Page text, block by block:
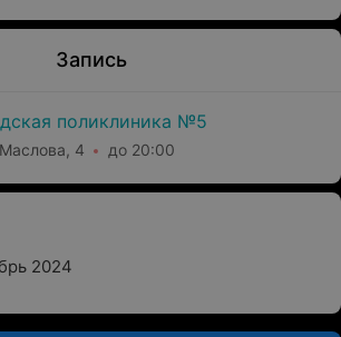
Запись
поликлиника №5
4 до 20:00
2024